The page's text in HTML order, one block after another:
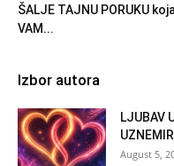
ŠALJE TAJNU PORUKU koja
VAM...
Izbor autora
LJUBAV
August 5,